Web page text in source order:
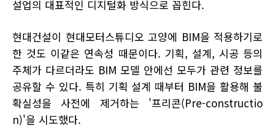
설업의 대표적인 디지털화 방식으로 꼽힌다.
현대건설이 현대모터스튜디오 고양에 BIM을 적용하기로
한 것도 이같은 연속성 때문이다. 기획, 설계, 시공 등의
주체가 다르더라도 BIM 모델 안에선 모두가 관련 정보를
공유할 수 있다. 특히 기획 설계 때부터 BIM을 활용해 불
확실성을 사전에 제거하는 '프리콘(Pre-constructio
n)'을 시도했다.